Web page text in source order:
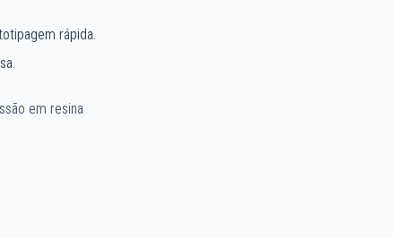
rápida.
em resina